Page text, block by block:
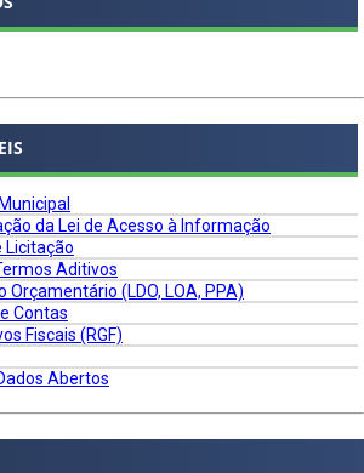
da Lei de Acesso à Informação
Licitação
Aditivos
Orçamentário (LDO, LOA, PPA)
Contas
Fiscais (RGF)
Abertos